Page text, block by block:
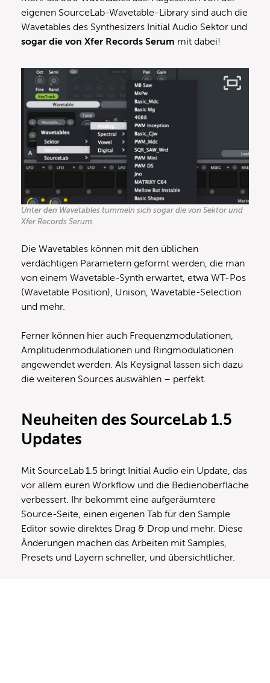
eigenen SourceLab-Wavetable-Library sind auch die
Wavetables des Synthesizers Initial Audio Sektor und
sogar die von Xfer Records Serum mit dabei!
Unter den Wavetables tummeln sich sogar die von Sektor und
Xfer Records Serum.
Die Wavetables können mit den üblichen
verdächtigen Parametern geformt werden, die man
von einem Wavetable-Synth erwartet, etwa WT-Pos
(Wavetable Position), Unison, Wavetable-Selection
und mehr.
Ferner können hier auch Frequenzmodulationen,
Amplitudenmodulationen und Ringmodulationen
angewendet werden. Als Keysignal lassen sich dazu
die weiteren Sources auswählen – perfekt.
Neuheiten des SourceLab 1.5
Updates
Mit SourceLab 1.5 bringt Initial Audio ein Update, das
vor allem euren Workflow und die Bedienoberfläche
verbessert. Ihr bekommt eine aufgeräumtere
Source-Seite, einen eigenen Tab für den Sample
Editor sowie direktes Drag & Drop und mehr. Diese
Änderungen machen das Arbeiten mit Samples,
Presets und Layern schneller, und übersichtlicher.